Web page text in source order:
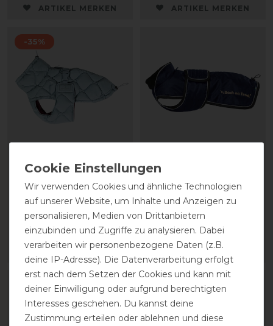
ARTIKEL MERKEN ARTIKEL MERKEN
-35%
Kentucky Dogwear Dog
statt 104,99 €
68,00 € *
ARTIKEL MERKEN
Back on Track
langem Rücken
65,90 € *
ARTIKEL MERKEN
-20%
Wir verwenden Cookies und ähnliche Technologien
auf unserer Website, um Inhalte und Anzeigen zu
personalisieren, Medien von Drittanbietern
einzubinden und Zugriffe zu analysieren. Dabei
verarbeiten wir personenbezogene Daten (z.B.
deine IP-Adresse). Die Datenverarbeitung erfolgt
erst nach dem Setzen der Cookies und kann mit
deiner Einwilligung oder aufgrund berechtigten
Interesses geschehen. Du kannst deine
Zustimmung erteilen oder ablehnen und diese